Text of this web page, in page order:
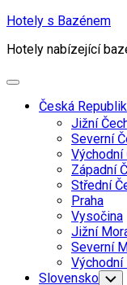
Skip
content
Hotely s Bazénem
Hotely nabízející
Expand
Česká
Jižní
Severní
Východní
Západní
Střední
Praha
Vysočina
Jižní
Severní
Východní
Slovensko